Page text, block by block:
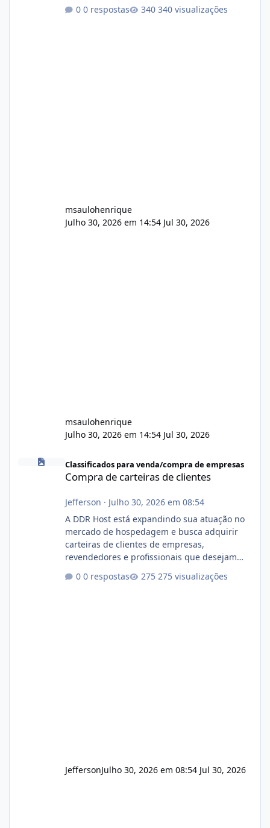
conformidade referente ao VOXPANEL (versão
atualmente em circulação e comercialização
0 respostas 340 visualizações
msaulohenrique
Julho 30, 2026 em 14:54 Jul 30, 2026
msaulohenrique
Julho 30, 2026 em 14:54 Jul 30, 2026
Compra de carteiras de clientes
Classificados para venda/compra de empresas
Compra de carteiras de clientes
Jefferson · Julho 30, 2026 em 08:54
A DDR Host está expandindo sua atuação no
mercado de hospedagem e busca adquirir
carteiras de clientes de empresas,
revendedores e profissionais que desejam
operação. Se você possui clientes ativos de
0 respostas 275 visualizações
JeffersonJulho 30, 2026 em 08:54 Jul 30, 2026